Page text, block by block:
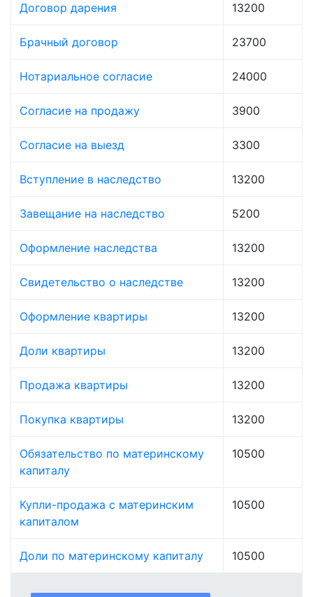
Договор дарения 13200
Брачный договор 23700
Нотариальное согласие 24000
Согласие на продажу 3900
Согласие на выезд 3300
Вступление в наследство 13200
Завещание на наследство 5200
Оформление наследства 13200
Свидетельство о наследстве 13200
Оформление квартиры 13200
Доли квартиры 13200
Продажа квартиры 13200
Покупка квартиры 13200
Обязательство по материнскому
капиталу
10500
Купли-продажа с материнским
капиталом
10500
Доли по материнскому капиталу 10500